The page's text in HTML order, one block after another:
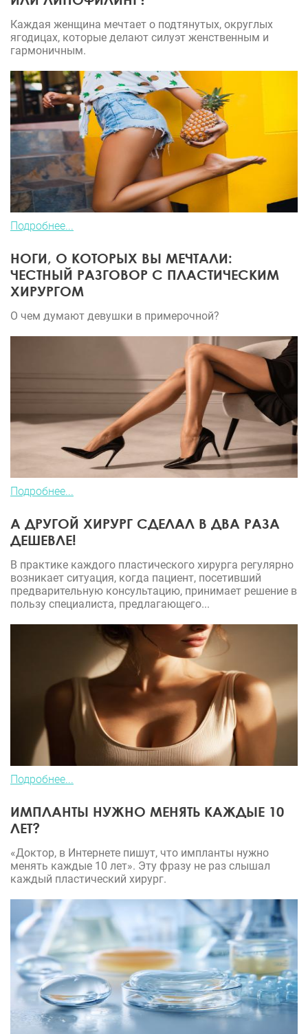
Каждая женщина мечтает о подтянутых, округлых
ягодицах, которые делают силуэт женственным и
гармоничным.
Подробнее...
НОГИ, О КОТОРЫХ ВЫ МЕЧТАЛИ:
ЧЕСТНЫЙ РАЗГОВОР С ПЛАСТИЧЕСКИМ
ХИРУРГОМ
О чем думают девушки в примерочной?
Подробнее...
А ДРУГОЙ ХИРУРГ СДЕЛАЛ В ДВА РАЗА
ДЕШЕВЛЕ!
В практике каждого пластического хирурга регулярно
возникает ситуация, когда пациент, посетивший
предварительную консультацию, принимает решение в
пользу специалиста, предлагающего...
Подробнее...
ИМПЛАНТЫ НУЖНО МЕНЯТЬ КАЖДЫЕ 10
ЛЕТ?
«Доктор, в Интернете пишут, что импланты нужно
менять каждые 10 лет». Эту фразу не раз слышал
каждый пластический хирург.